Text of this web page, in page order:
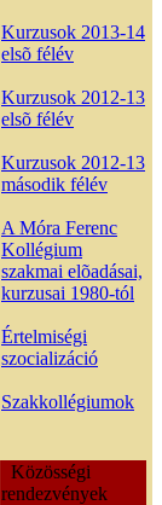
Kurzusok 2013-14
elsõ félév
Kurzusok 2012-13
elsõ félév
Kurzusok 2012-13
második félév
A Móra Ferenc
Kollégium
szakmai elõadásai,
kurzusai 1980-tól
Értelmiségi
szocializáció
Szakkollégiumok
Közösségi
rendezvények